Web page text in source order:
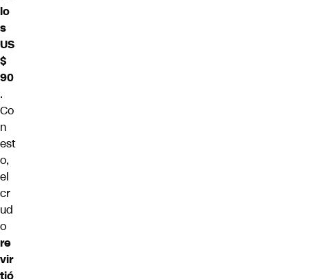
lo
s
US
$
90
.
Co
n
est
o,
el
cr
ud
o
re
vir
tió